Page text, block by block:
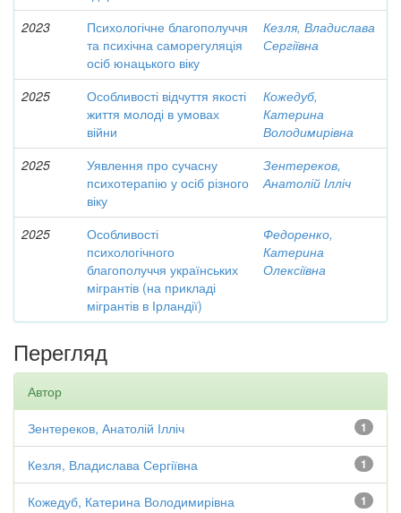
2023
Психологічне благополуччя
та психічна саморегуляція
осіб юнацького віку
Кезля, Владислава
Сергіївна
2025
Особливості відчуття якості
життя молоді в умовах
війни
Кожедуб,
Катерина
Володимирівна
2025
Уявлення про сучасну
психотерапію у осіб різного
віку
Зентереков,
Анатолій Ілліч
2025
Особливості
психологічного
благополуччя українських
мігрантів (на прикладі
мігрантів в Ірландії)
Федоренко,
Катерина
Олексіївна
Перегляд
Автор
1
Зентереков, Анатолій Ілліч
1
Кезля, Владислава Сергіївна
1
Кожедуб, Катерина Володимирівна